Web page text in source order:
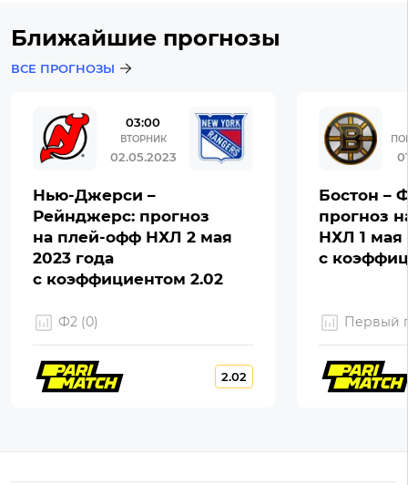
Ближайшие прогнозы
ВСЕ ПРОГНОЗЫ
03:00
ВТОРНИК
02.05.2023
Нью-Джерси –
Рейнджерс: прогноз
на плей-офф НХЛ 2 мая
2023 года
с коэффициентом 2.02
Ф2 (0)
2.02
Бостон –
прогноз
НХЛ 1 мая
с
Первый